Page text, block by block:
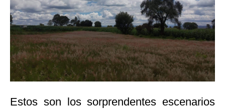
Estos son los sorprendentes escenarios